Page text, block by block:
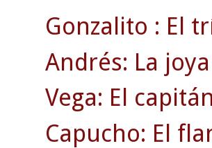
Gonzalito : El
Andrés: La
Vega: El
Capucho: El